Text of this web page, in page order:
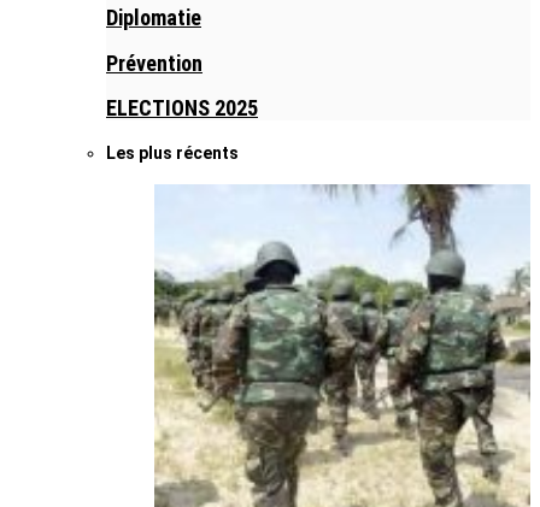
Diplomatie
Prévention
ELECTIONS 2025
Les plus récents